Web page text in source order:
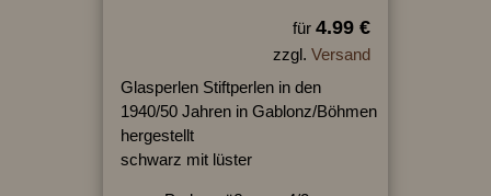
für 4.99 €
zzgl. Versand
Glasperlen Stiftperlen in den
1940/50 Jahren in Gablonz/Böhmen
hergestellt
schwarz mit lüster